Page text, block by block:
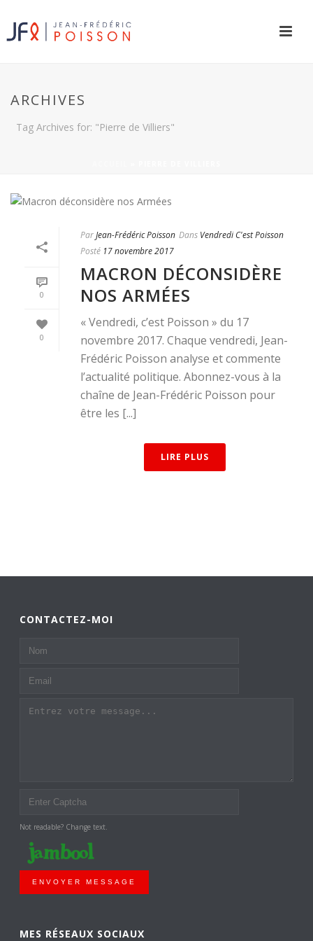
ARCHIVES
Tag Archives for: "Pierre de Villiers"
0
0
ParJean-Frédéric Poisson Dans Vendredi C'est Poisson
Posté 17 novembre 2017
MACRON DÉCONSIDÈRE
NOS ARMÉES
« Vendredi, c’est Poisson » du 17
novembre 2017. Chaque vendredi, Jean-
Frédéric Poisson analyse et commente
l’actualité politique. Abonnez-vous à la
chaîne de Jean-Frédéric Poisson pour
être les [...]
LIRE PLUS
CONTACTEZ-MOI
Not readable? Change text.
ENVOYER MESSAGE
MES RÉSEAUX SOCIAUX